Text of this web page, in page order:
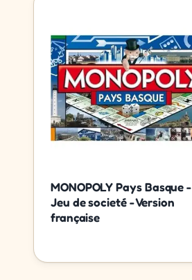
MONOPOLY Pays Basque -
Jeu de societé - Version
française